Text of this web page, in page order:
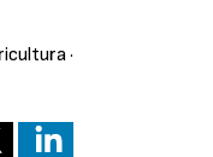
·